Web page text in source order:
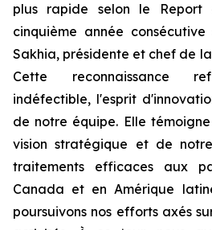
plus rapide selon le
Report
cinquième année
Sakhia, présidente et chef de
Cette reconnaissance
indéfectible, l'esprit
de notre équipe. Elle
vision stratégique et de
traitements efficaces aux
Canada et en Amérique
poursuivons nos efforts axés